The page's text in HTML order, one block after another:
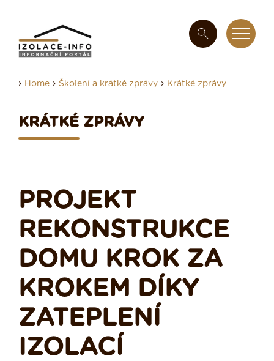
› Home › Školení a krátké zprávy › Krátké zprávy
KRÁTKÉ ZPRÁVY
PROJEKT
REKONSTRUKCE
DOMU KROK ZA
KROKEM DÍKY
ZATEPLENÍ
IZOLACÍ